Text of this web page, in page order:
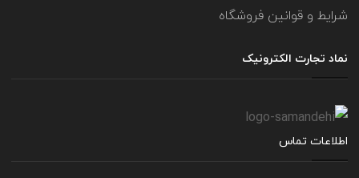
شرایط و قوانین فروشگاه
نماد تجارت الکترونیک
اطلاعات تماس